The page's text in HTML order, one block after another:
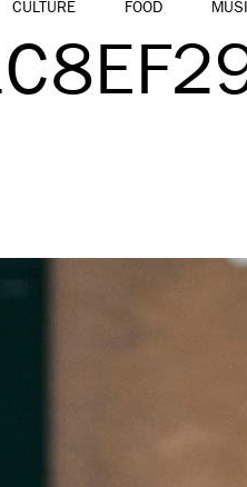
CULTURE FOOD